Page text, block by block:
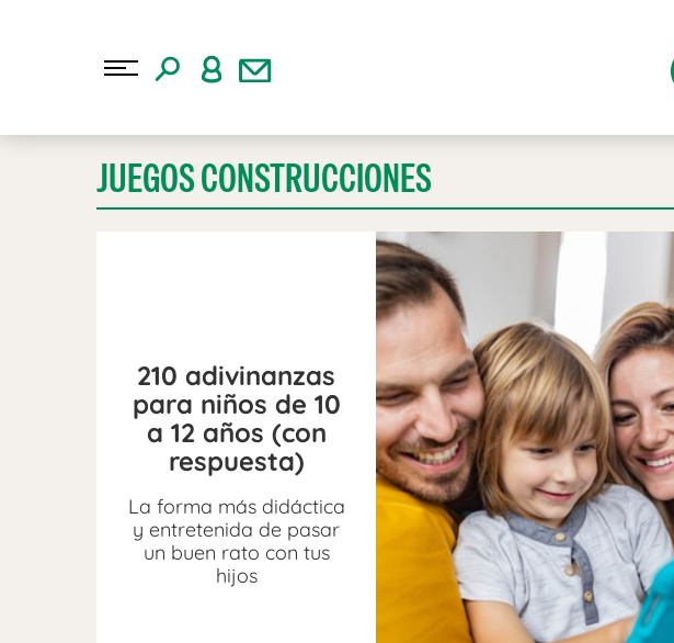
JUEGOS CONSTRUCCIONES
210 adivinanzas
para niños de 10
a 12 años (con
respuesta)
La forma más didáctica
y entretenida de pasar
un buen rato con tus
hijos